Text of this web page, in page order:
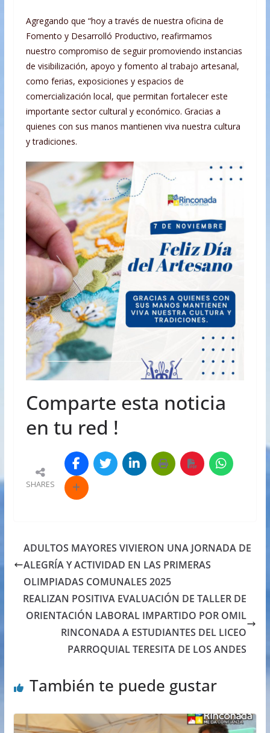
Agregando que “hoy a través de nuestra oficina de
Fomento y Desarrolló Productivo, reafirmamos
nuestro compromiso de seguir promoviendo instancias
de visibilización, apoyo y fomento al trabajo artesanal,
como ferias, exposiciones y espacios de
comercialización local, que permitan fortalecer este
importante sector cultural y económico. Gracias a
quienes con sus manos mantienen viva nuestra cultura
y tradiciones.
Comparte esta noticia
en tu red !
SHARES
ADULTOS MAYORES VIVIERON UNA JORNADA DE
ALEGRÍA Y ACTIVIDAD EN LAS PRIMERAS
OLIMPIADAS COMUNALES 2025
REALIZAN POSITIVA EVALUACIÓN DE TALLER DE
ORIENTACIÓN LABORAL IMPARTIDO POR OMIL
RINCONADA A ESTUDIANTES DEL LICEO
PARROQUIAL TERESITA DE LOS ANDES
También te puede gustar